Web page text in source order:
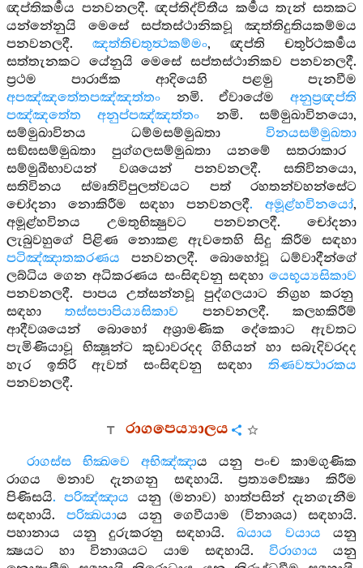
ඥප්තිකර්‍මය පනවනලදී. ඥප්තිද්විතීය කර්‍මය තැන් සතකට
යන්නේනුයි මෙසේ සප්තස්ථානිකවූ ඤත්තිදුතියකම්මය
පනවනලදී. ඤත්තිචතුත්‍ථකම්මං, ඥප්ති චතුර්ථකර්‍මය
සත්තැනකට යේනුයි මෙසේ සප්තස්ථානිකව පනවනලදී.
ප්‍රථම පාරාජික ආදියෙහි පළමු පැනවීම
අපඤ්ඤතේතපඤ්ඤත්තං නමි. ඒවායේමඅනුප්‍රඥප්ති
පඤ්ඤතේත අනුප්පඤ්ඤත්තං නමි. සම්මුඛාවිනයො,
සම්මුඛාවිනය ධම්මසම්මුඛතා විනයසම්මුඛතා
සඞ්ඝසම්මුඛතා පුග්ගලසම්මුඛතා යනමේ සතරාකාර
සම්මුඛීභාවයන් වශයෙන් පනවනලදී. සතිවිනයො,
සතිවිනය ස්මෘතිවිපුලත්වයට පත් රහතන්වහන්සේට
චෝදනා නොකිරීම සඳහා පනවනලදී. අමූළ්හවිනයෝ,
අමූළ්හවිනය උමතුභික්‍ෂුවට පනවනලදී. චෝදනා
ලැබුවහුගේ පිළිණ නොකළ ඇවතෙහි සිදු කිරීම සඳහා
පටිඤ්ඤාතකරණය පනවනලදී. බොහෝවූ ධම්වාදීන්ගේ
ලබ්ධිය ගෙන අධිකරණය සංසිඳවනු සඳහා යෙභූය්‍යසිකාව
පනවනලදී. පාපය උත්සන්නවූ පුද්ගලයාට නිග්‍රහ කරනු
සඳහාතස්සපාපිය්‍යසිකාව පනවනලදී. කලහකිරීම්
ආදීවශයෙන් බොහෝ අශ්‍රාමණික දේකොට ඇවතට
පැමිණියාවූ භික්‍ෂූන්ට කුඩාවරදද ගිහියන් හා සබැදිවරදද
හැර ඉතිරි ඇවත් සංසිඳවනු සඳහා තිණවත්‍ථාරකය
පනවනලදී.
රාගපෙය්‍යාලය
රාගස්ස භික්‍ඛවෙ අභිඤ්ඤාය යනු පංච කාමගුණික
රාගය මනාව දැනගනු සඳහායි. ප්‍රත්‍යවේක්‍ෂා කිරීම
පිණිසයි. පරිඤ්ඤාය යනු (මනාව) හාත්පසින් දැනගැනීම
සඳහායි. පරික්‍ඛයාය යනු ගෙවීයාම (විනාශය) සඳහායි.
පහානාය යනු දුරුකරනු සඳහායි. ඛයාය වයාය යනු
ක්‍ෂයට හා විනාශයට යාම සඳහායි. විරාගාය යනු